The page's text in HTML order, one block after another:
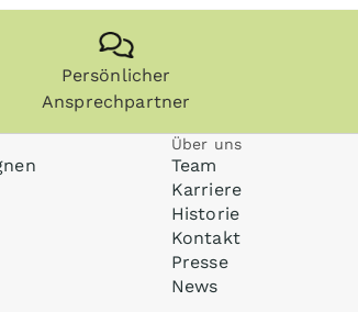
Persönlicher
Ansprechpartner
Über uns
Team
Karriere
Historie
Kontakt
Presse
News